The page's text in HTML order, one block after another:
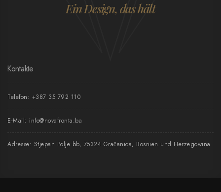
Ein Design, das hält
Kontakte
Telefon: +387 35 792 110
E-Mail: info@novafronta.ba
Adresse: Stjepan Polje bb, 75324 Gračanica, Bosnien und Herzegowina